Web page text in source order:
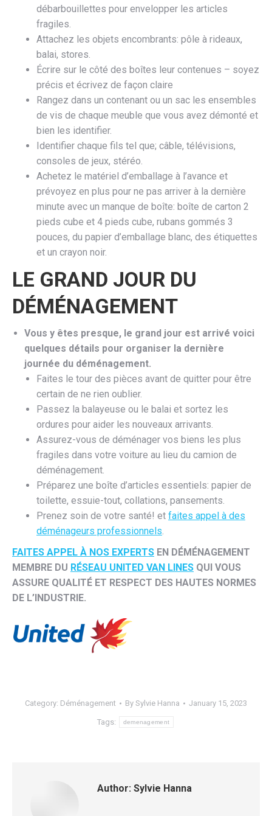
débarbouillettes pour envelopper les articles
fragiles.
Attachez les objets encombrants: pôle à rideaux,
balai, stores.
Écrire sur le côté des boîtes leur contenues – soyez
précis et écrivez de façon claire
Rangez dans un contenant ou un sac les ensembles
de vis de chaque meuble que vous avez démonté et
bien les identifier.
Identifier chaque fils tel que; câble, télévisions,
consoles de jeux, stéréo.
Achetez le matériel d’emballage à l’avance et
prévoyez en plus pour ne pas arriver à la dernière
minute avec un manque de boîte: boîte de carton 2
pieds cube et 4 pieds cube, rubans gommés 3
pouces, du papier d’emballage blanc, des étiquettes
et un crayon noir.
LE GRAND JOUR DU
DÉMÉNAGEMENT
Vous y êtes presque, le grand jour est arrivé voici
quelques détails pour organiser la dernière
journée du déménagement.
Faites le tour des pièces avant de quitter pour être
certain de ne rien oublier.
Passez la balayeuse ou le balai et sortez les
ordures pour aider les nouveaux arrivants.
Assurez-vous de déménager vos biens les plus
fragiles dans votre voiture au lieu du camion de
déménagement.
Préparez une boîte d’articles essentiels: papier de
toilette, essuie-tout, collations, pansements.
Prenez soin de votre santé! et faites appel à des
déménageurs professionnels.
FAITES APPEL À NOS EXPERTS EN DÉMÉNAGEMENT
MEMBRE DU RÉSEAU UNITED VAN LINES QUI VOUS
ASSURE QUALITÉ ET RESPECT DES HAUTES NORMES
DE L’INDUSTRIE.
Category: Déménagement By Sylvie Hanna January 15, 2023
Tags: demenagement
Author: Sylvie Hanna